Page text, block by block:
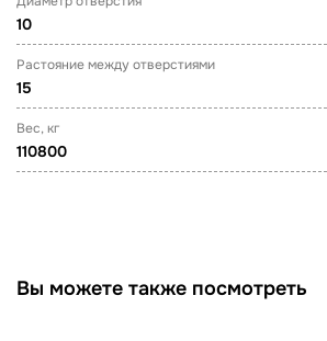
10
Растояние между отверстиями
15
Вес, кг
110800
Вы можете также посмотреть